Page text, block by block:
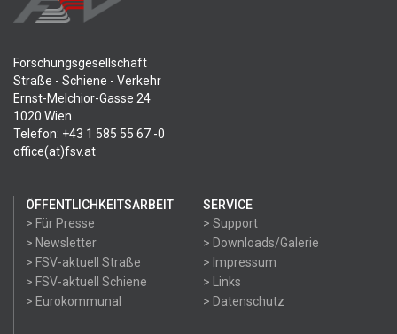
Forschungsgesellschaft
Straße - Schiene - Verkehr
Ernst-Melchior-Gasse 24
1020 Wien
Telefon: +43 1 585 55 67 -0
office(at)fsv.at
ÖFFENTLICHKEITSARBEIT
> Für Presse
> Newsletter
> FSV-aktuell Straße
> FSV-aktuell Schiene
> Eurokommunal
SERVICE
> Support
> Downloads/Galerie
> Impressum
> Links
> Datenschutz